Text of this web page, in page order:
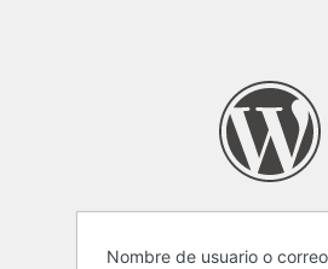
Nombre de usuario o